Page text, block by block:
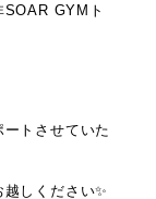
SOAR GYMト
トさせていた
越しください✨